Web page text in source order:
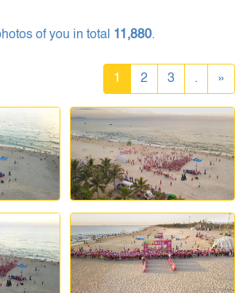
of you in total 11,880.
1 2 3 . »